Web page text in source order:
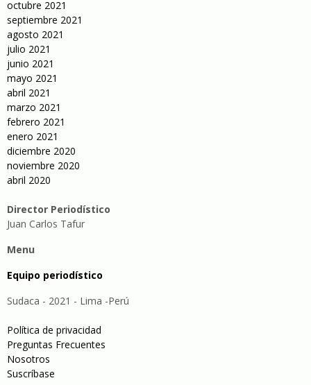
octubre 2021
septiembre 2021
agosto 2021
julio 2021
junio 2021
mayo 2021
abril 2021
marzo 2021
febrero 2021
enero 2021
diciembre 2020
noviembre 2020
abril 2020
Director Periodístico
Juan Carlos Tafur
Menu
Equipo periodístico
Sudaca - 2021 - Lima -Perú
Política de privacidad
Preguntas Frecuentes
Nosotros
Suscríbase